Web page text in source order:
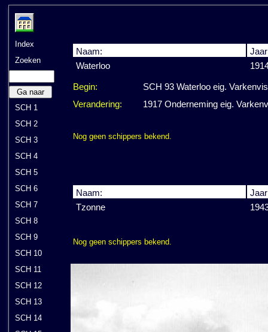
Index
Zoeken
Ga naar
SCH 1
SCH 2
SCH 3
SCH 4
SCH 5
SCH 6
SCH 7
SCH 8
SCH 9
SCH 10
SCH 11
SCH 12
SCH 13
SCH 14
Naam:
Waterloo
Begin:
SCH 93 Waterloo eig.
Verandering:
1917 Onderneming eig.
Nog geen schippers bekend.
Naam:
Tzonne
Nog geen schippers bekend.